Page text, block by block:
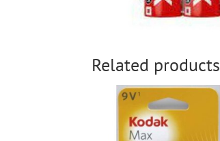
Related products